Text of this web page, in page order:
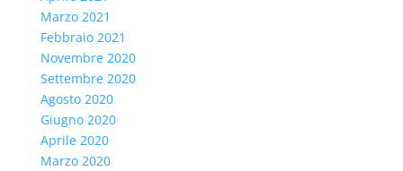
Marzo 2021
Febbraio 2021
Novembre 2020
Settembre 2020
Agosto 2020
Giugno 2020
Aprile 2020
Marzo 2020